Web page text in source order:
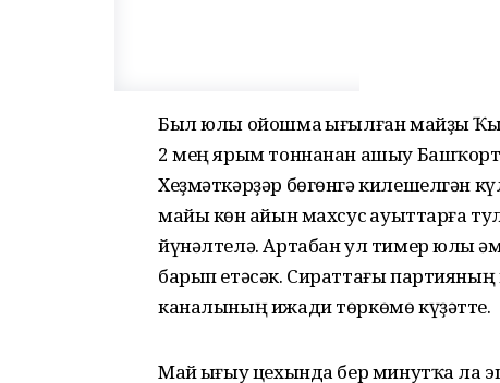
Был юлы ойошма һығылған майҙы
2 мең ярым тоннанан ашыу
Хеҙмәткәрҙәр бөгөнгә килешелгән
майы көн һайын махсус һауыттарға
йүнәлтелә. Артабан ул тимер юлы
барып етәсәк. Сираттағы
каналының ижади төркөмө күҙәтте.
Май һығыу цехында бер минутҡа ла